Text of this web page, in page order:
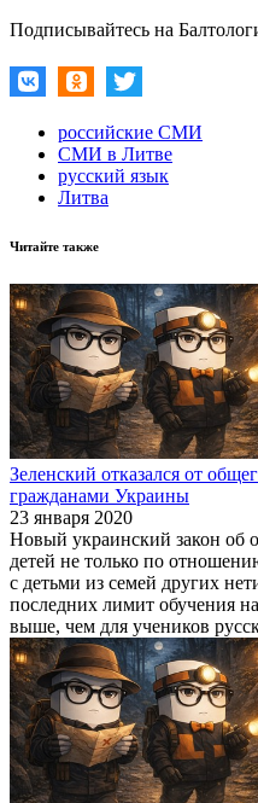
Подписывайтесь на
российские СМИ
СМИ в Литве
русский язык
Литва
Читайте также
Зеленский отказался от
гражданами Украины
23 января 2020
Новый украинский закон об
детей не только по
с детьми из семей других
последних лимит обучения
выше, чем для учеников